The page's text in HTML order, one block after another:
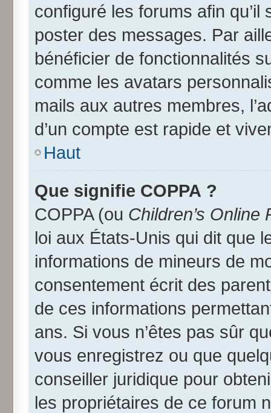
configuré les forums afin
poster des messages. Par
bénéficier de fonctionnalités
comme les avatars
mails aux autres membres,
d’un compte est rapide et
Haut
Que signifie COPPA ?
COPPA (ou Children’s
loi aux États-Unis qui dit que
informations de mineurs de
consentement écrit des
de ces informations
ans. Si vous n’êtes pas sûr
vous enregistrez ou que
conseiller juridique pour
les propriétaires de ce forum